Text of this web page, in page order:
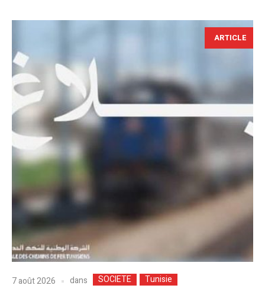
ARTICLE
7 août 2026 dans SOCIETE Tunisie